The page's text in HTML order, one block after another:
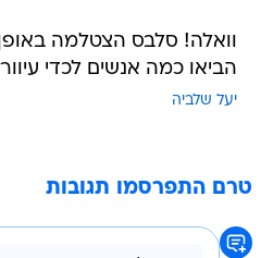
וואלה! סלבס הצטלמה
הביאו כמה אנשים לכדי
יעל שלביה
טרם התפרסמו תגובות